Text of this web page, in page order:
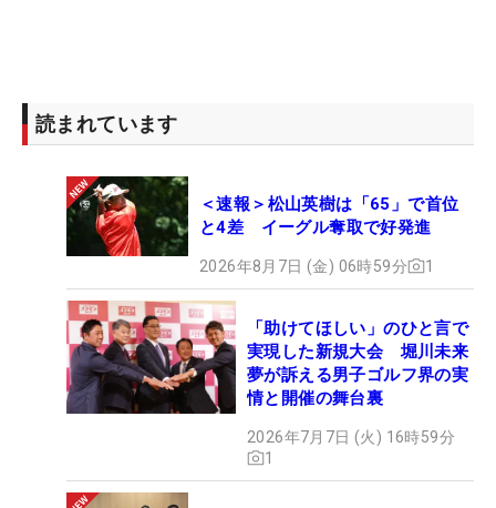
読まれています
＜速報＞松山英樹は「65」で首位
と4差 イーグル奪取で好発進
2026年8月7日 (金) 06時59分 1
「助けてほしい」のひと言で
実現した新規大会 堀川未来
夢が訴える男子ゴルフ界の実
情と開催の舞台裏
2026年7月7日 (火) 16時59分
1